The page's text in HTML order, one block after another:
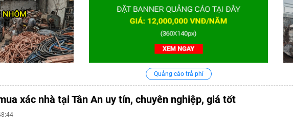
Quảng cáo trả phí
xác nhà tại Tân An uy tín, chuyên nghiệp, giá tốt